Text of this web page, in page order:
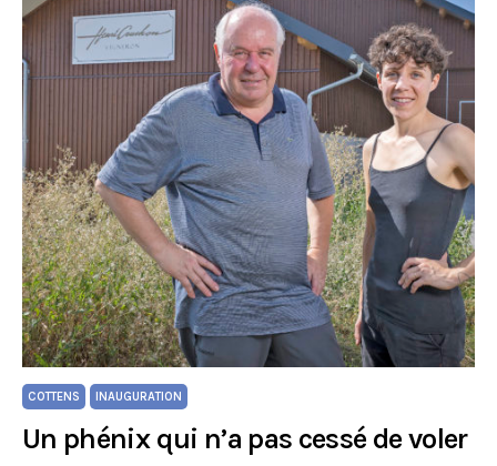
COTTENS INAUGURATION
Un phénix qui n’a pas cessé de voler